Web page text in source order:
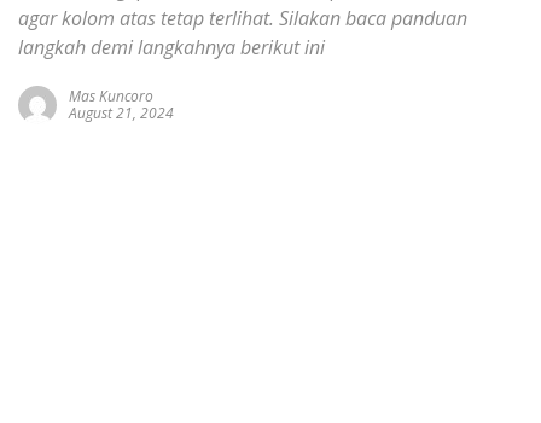
Membangun
Citra
agar kolom atas tetap terlihat. Silakan baca panduan
langkah demi langkahnya berikut ini
Mas Kuncoro
August 21, 2024